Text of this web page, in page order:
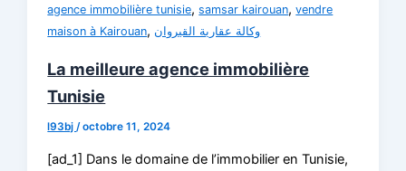
agence immobilière tunisie,samsar kairouan,vendre
maison à Kairouan, وكالة عقارية القيروان
La meilleure agence immobilière
Tunisie
l93bj/octobre 11, 2024
[ad_1] Dans le domaine de l’immobilier en Tunisie,